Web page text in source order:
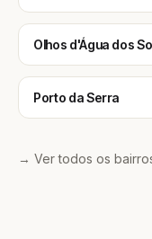
Porto da Serra
→ Ver todos os